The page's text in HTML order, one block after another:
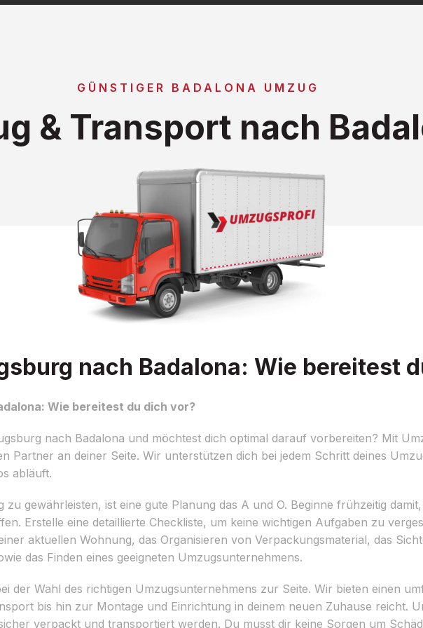
GÜNSTIGER BADALONA UMZUG
& Transport nach
nach Badalona: Wie bereitest
Wie bereitest du dich vor?
nach Badalona und möchtest dich optimal darauf vorbereiten? Mit
Partner an deiner Seite. Wir unterstützen dich bei jedem Schritt deines
abläuft.
gewährleisten, ist eine gute Planung das A und O. Beginne frühzeitig
Erstelle eine detaillierte Checkliste, um keine wichtigen Aufgaben zu
aktuellen Wohnung, das Organisieren von Verpackungsmaterial, das
das Finden eines geeigneten Umzugsunternehmens.
der Wahl des richtigen Umzugsunternehmens zur Seite. Wir bieten einen
bis hin zur Montage und Einrichtung in deinem neuen Zuhause reicht.
verpackt und transportiert werden. Du musst dir keine Sorgen um